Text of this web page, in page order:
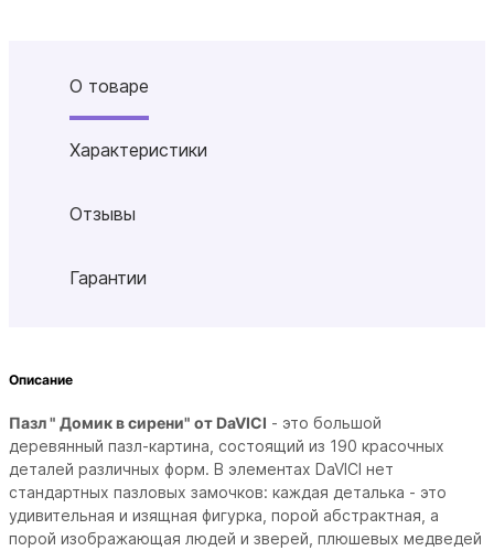
О товаре
Характеристики
Отзывы
Гарантии
Описание
Пазл " Домик в сирени" от DaVICI - это большой
деревянный пазл-картина, состоящий из 190 красочных
деталей различных форм. В элементах DaVICI нет
стандартных пазловых замочков: каждая деталька - это
удивительная и изящная фигурка, порой абстрактная, а
порой изображающая людей и зверей, плюшевых медведей